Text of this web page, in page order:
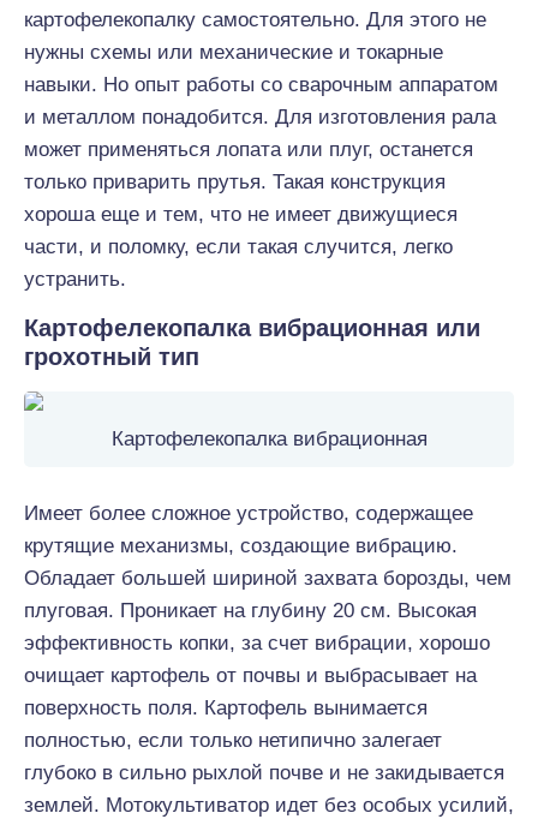
картофелекопалку самостоятельно. Для этого не
нужны схемы или механические и токарные
навыки. Но опыт работы со сварочным аппаратом
и металлом понадобится. Для изготовления рала
может применяться лопата или плуг, останется
только приварить прутья. Такая конструкция
хороша еще и тем, что не имеет движущиеся
части, и поломку, если такая случится, легко
устранить.
Картофелекопалка вибрационная или
грохотный тип
Картофелекопалка вибрационная
Имеет более сложное устройство, содержащее
крутящие механизмы, создающие вибрацию.
Обладает большей шириной захвата борозды, чем
плуговая. Проникает на глубину 20 см. Высокая
эффективность копки, за счет вибрации, хорошо
очищает картофель от почвы и выбрасывает на
поверхность поля. Картофель вынимается
полностью, если только нетипично залегает
глубоко в сильно рыхлой почве и не закидывается
землей. Мотокультиватор идет без особых усилий,